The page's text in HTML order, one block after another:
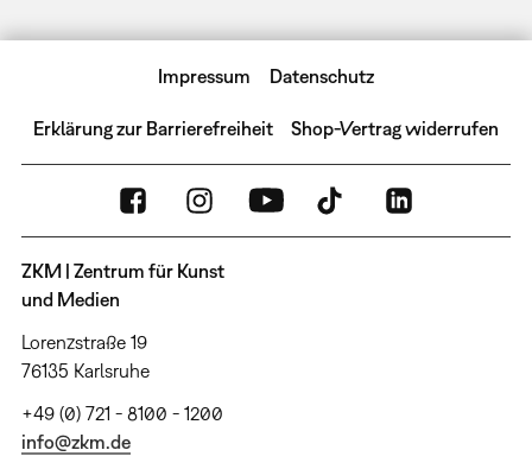
Impressum Datenschutz
Erklärung zur Barrierefreiheit Shop-Vertrag widerrufen
ZKM | Zentrum für Kunst
und Medien
Lorenzstraße 19
76135 Karlsruhe
+49 (0) 721 - 8100 - 1200
info@zkm.de